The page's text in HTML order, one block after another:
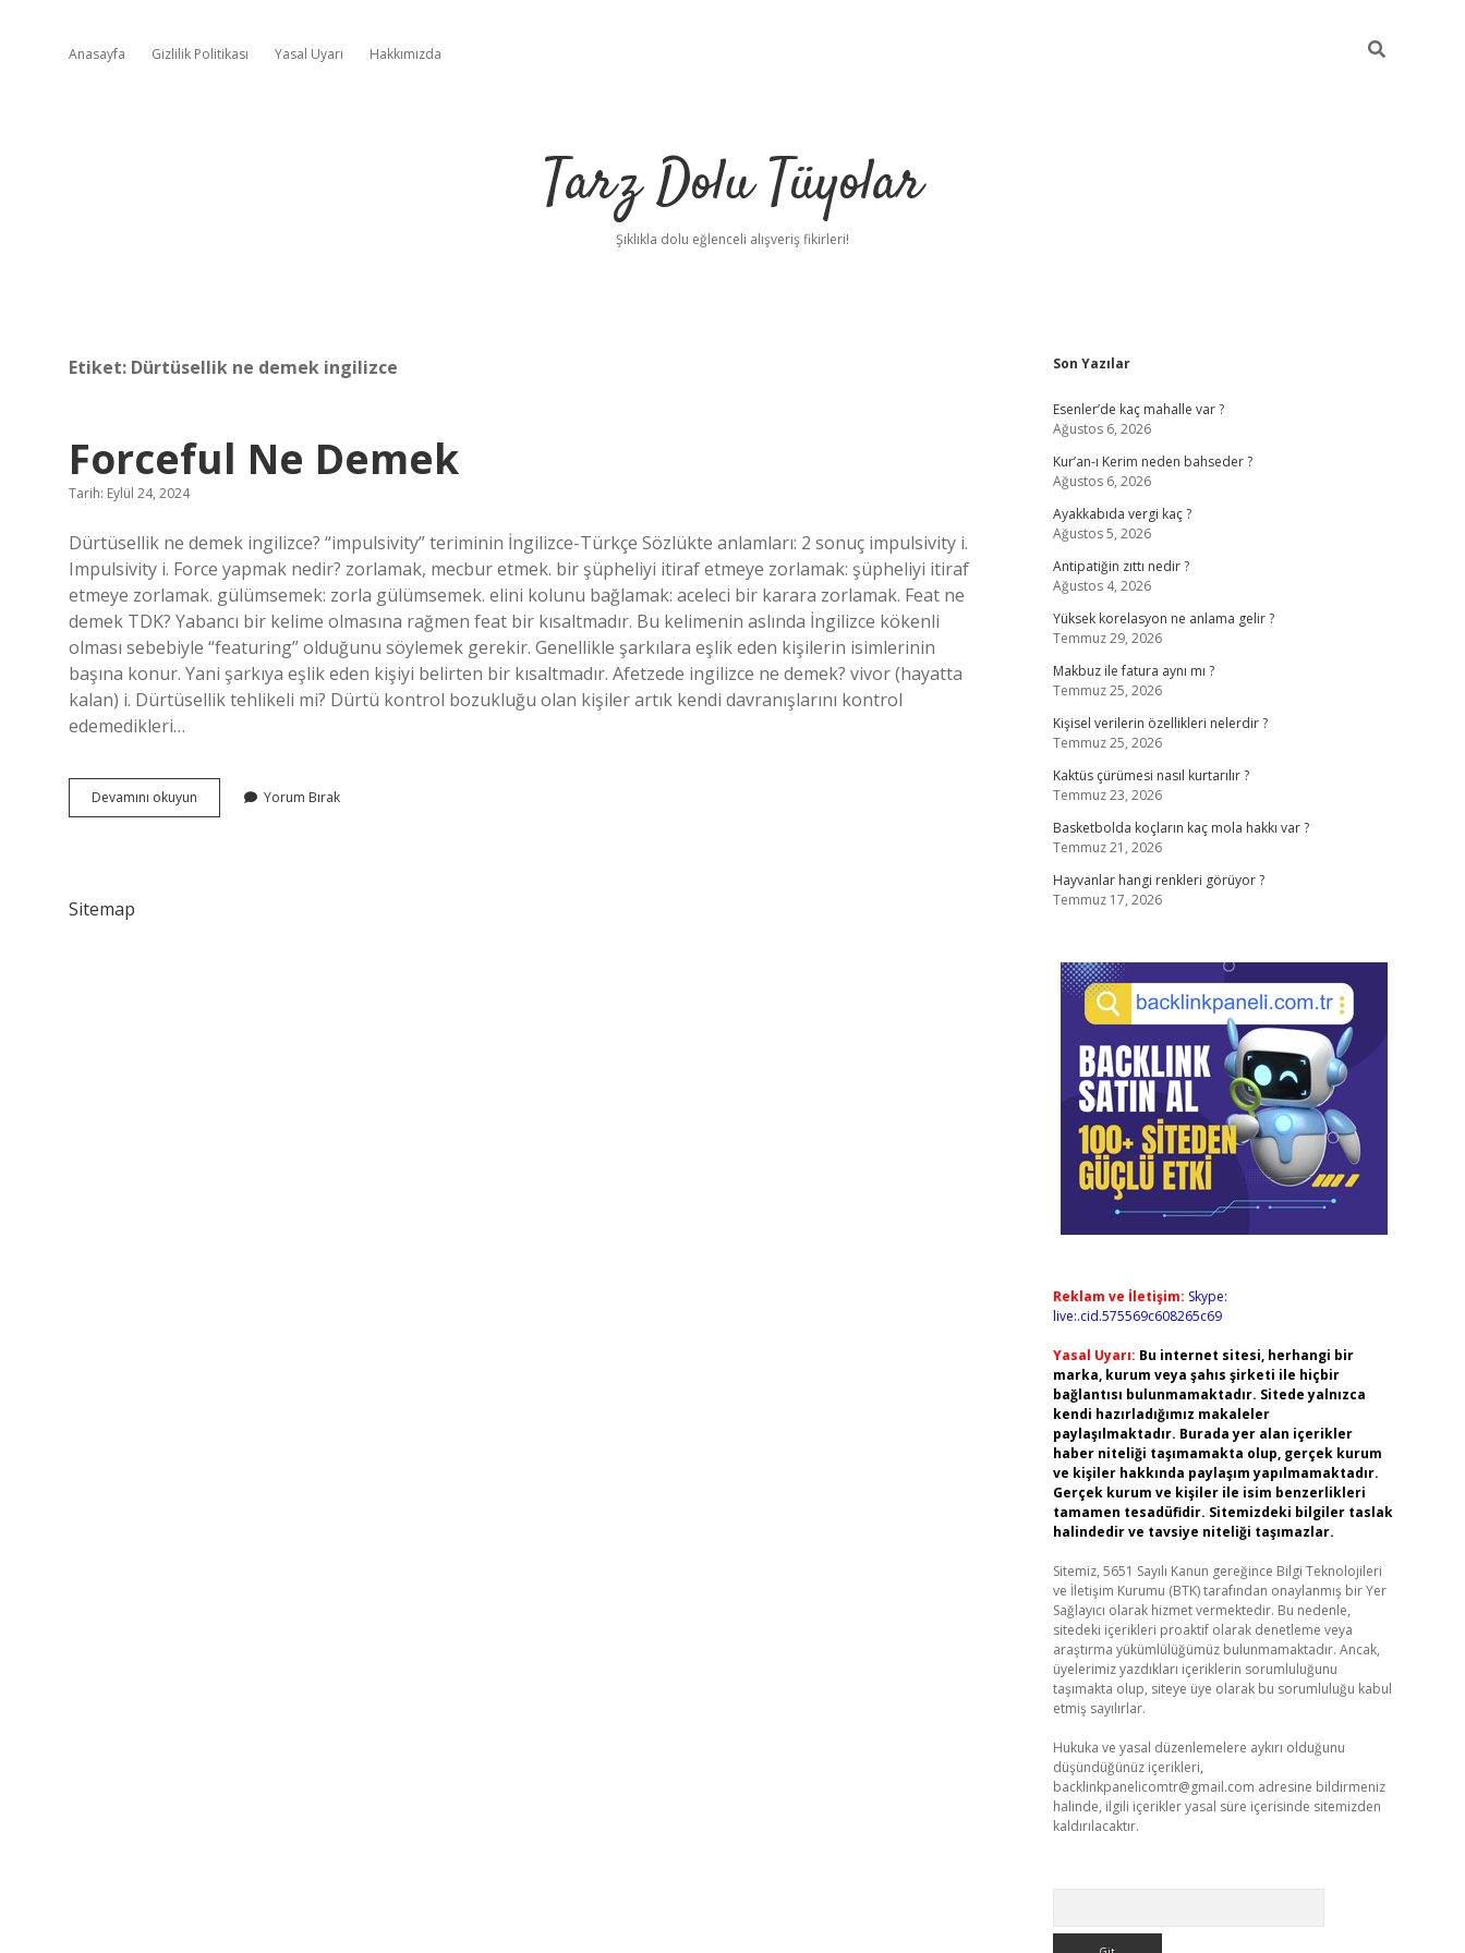
Anasayfa Gizlilik Politikası Yasal Uyarı Hakkımızda
Tarz Dolu Tüyolar
Şıklıkla dolu eğlenceli alışveriş fikirleri!
Etiket: Dürtüsellik ne demek ingilizce
Forceful Ne Demek
Tarih: Eylül 24, 2024
Dürtüsellik ne demek ingilizce? “impulsivity” teriminin İngilizce-Türkçe Sözlükte anlamları: 2 sonuç impulsivity i.
Impulsivity i. Force yapmak nedir? zorlamak, mecbur etmek. bir şüpheliyi itiraf etmeye zorlamak: şüpheliyi itiraf
etmeye zorlamak. gülümsemek: zorla gülümsemek. elini kolunu bağlamak: aceleci bir karara zorlamak. Feat ne
demek TDK? Yabancı bir kelime olmasına rağmen feat bir kısaltmadır. Bu kelimenin aslında İngilizce kökenli
olması sebebiyle “featuring” olduğunu söylemek gerekir. Genellikle şarkılara eşlik eden kişilerin isimlerinin
başına konur. Yani şarkıya eşlik eden kişiyi belirten bir kısaltmadır. Afetzede ingilizce ne demek? vivor (hayatta
kalan) i. Dürtüsellik tehlikeli mi? Dürtü kontrol bozukluğu olan kişiler artık kendi davranışlarını kontrol
edemedikleri…
Devamını okuyun Forceful
Ne
Yorum Bırak
Sitemap
Sidebar
Son Yazılar
Esenler’de kaç mahalle var ?
Ağustos 6, 2026
Kur’an-ı Kerim neden bahseder ?
Ağustos 6, 2026
Ayakkabıda vergi kaç ?
Ağustos 5, 2026
Antipatiğin zıttı nedir ?
Ağustos 4, 2026
Yüksek korelasyon ne anlama gelir ?
Temmuz 29, 2026
Makbuz ile fatura aynı mı ?
Temmuz 25, 2026
Kişisel verilerin özellikleri nelerdir ?
Temmuz 25, 2026
Kaktüs çürümesi nasıl kurtarılır ?
Temmuz 23, 2026
Basketbolda koçların kaç mola hakkı var ?
Temmuz 21, 2026
Hayvanlar hangi renkleri görüyor ?
Temmuz 17, 2026
Reklam ve İletişim: Skype:
live:.cid.575569c608265c69
Yasal Uyarı: Bu internet sitesi, herhangi bir
marka, kurum veya şahıs şirketi ile hiçbir
bağlantısı bulunmamaktadır. Sitede yalnızca
kendi hazırladığımız makaleler
paylaşılmaktadır. Burada yer alan içerikler
haber niteliği taşımamakta olup, gerçek kurum
ve kişiler hakkında paylaşım yapılmamaktadır.
Gerçek kurum ve kişiler ile isim benzerlikleri
tamamen tesadüfidir. Sitemizdeki bilgiler taslak
halindedir ve tavsiye niteliği taşımazlar.
Sitemiz, 5651 Sayılı Kanun gereğince Bilgi Teknolojileri
ve İletişim Kurumu (BTK) tarafından onaylanmış bir Yer
Sağlayıcı olarak hizmet vermektedir. Bu nedenle,
sitedeki içerikleri proaktif olarak denetleme veya
araştırma yükümlülüğümüz bulunmamaktadır. Ancak,
üyelerimiz yazdıkları içeriklerin sorumluluğunu
taşımakta olup, siteye üye olarak bu sorumluluğu kabul
etmiş sayılırlar.
Hukuka ve yasal düzenlemelere aykırı olduğunu
düşündüğünüz içerikleri,
backlinkpanelicomtr@gmail.com adresine bildirmeniz
halinde, ilgili içerikler yasal süre içerisinde sitemizden
kaldırılacaktır.
hiltonbetilbet giriş yap